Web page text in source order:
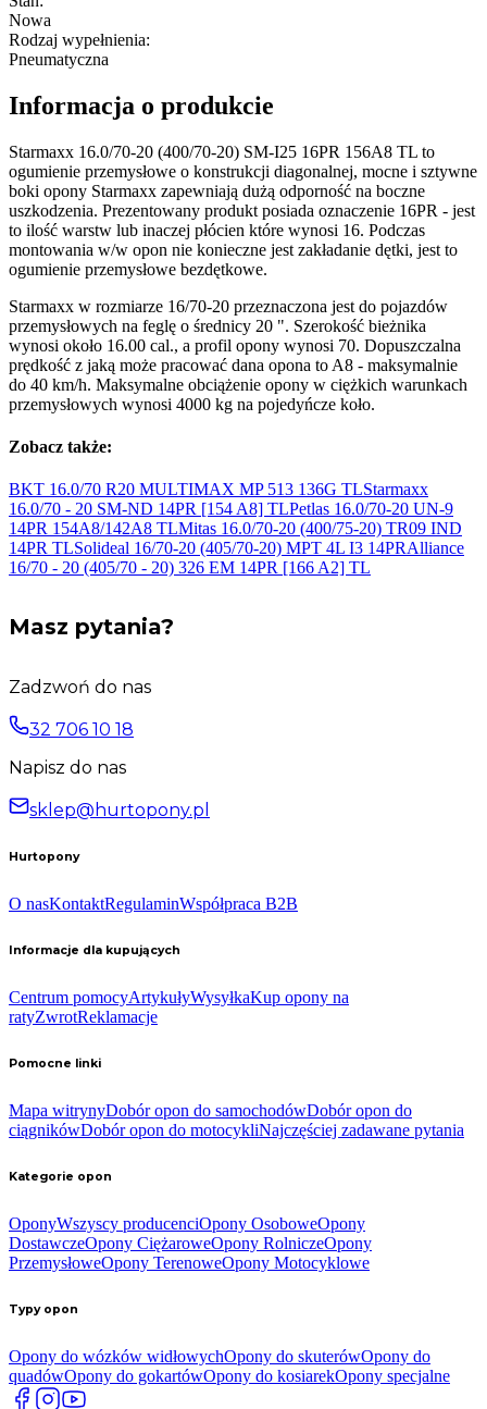
Nowa
Rodzaj wypełnienia:
Pneumatyczna
Informacja o produkcie
Starmaxx 16.0/70-20 (400/70-20) SM-I25 16PR 156A8 TL to
ogumienie przemysłowe o konstrukcji diagonalnej, mocne i sztywne
boki opony Starmaxx zapewniają dużą odporność na boczne
uszkodzenia. Prezentowany produkt posiada oznaczenie 16PR - jest
to ilość warstw lub inaczej płócien które wynosi 16. Podczas
montowania w/w opon nie konieczne jest zakładanie dętki, jest to
ogumienie przemysłowe bezdętkowe.
Starmaxx w rozmiarze 16/70-20 przeznaczona jest do pojazdów
przemysłowych na feglę o średnicy 20 ". Szerokość bieżnika
wynosi około 16.00 cal., a profil opony wynosi 70. Dopuszczalna
prędkość z jaką może pracować dana opona to A8 - maksymalnie
do 40 km/h. Maksymalne obciążenie opony w ciężkich warunkach
przemysłowych wynosi 4000 kg na pojedyńcze koło.
Zobacz także:
BKT 16.0/70 R20 MULTIMAX MP 513 136G TLStarmaxx
16.0/70 - 20 SM-ND 14PR [154 A8] TLPetlas 16.0/70-20 UN-9
14PR 154A8/142A8 TLMitas 16.0/70-20 (400/75-20) TR09 IND
14PR TLSolideal 16/70-20 (405/70-20) MPT 4L I3 14PRAlliance
16/70 - 20 (405/70 - 20) 326 EM 14PR [166 A2] TL
Masz pytania?
Zadzwoń do nas
32 706 10 18
Napisz do nas
sklep@hurtopony.pl
Hurtopony
O nasKontaktRegulaminWspółpraca B2B
Informacje dla kupujących
Centrum pomocyArtykułyWysyłkaKup opony na
ratyZwrotReklamacje
Pomocne linki
Mapa witrynyDobór opon do samochodówDobór opon do
ciągnikówDobór opon do motocykliNajczęściej zadawane pytania
Kategorie opon
OponyWszyscy producenciOpony OsoboweOpony
DostawczeOpony CiężaroweOpony RolniczeOpony
PrzemysłoweOpony TerenoweOpony Motocyklowe
Typy opon
Opony do wózków widłowychOpony do skuterówOpony do
quadówOpony do gokartówOpony do kosiarekOpony specjalne